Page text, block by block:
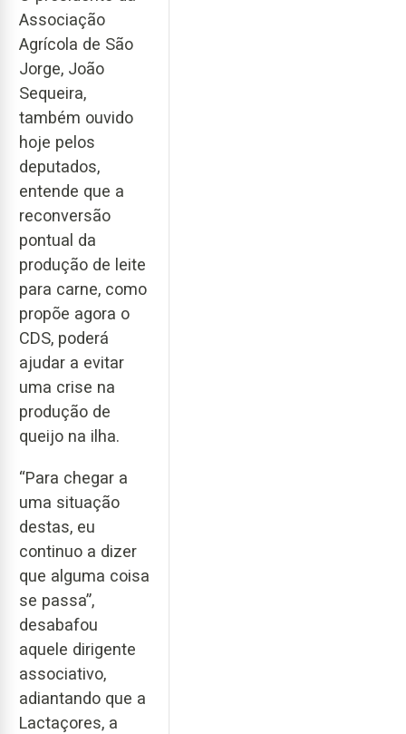
Associação
Agrícola de São
Jorge, João
Sequeira,
também ouvido
hoje pelos
deputados,
entende que a
reconversão
pontual da
produção de leite
para carne, como
propõe agora o
CDS, poderá
ajudar a evitar
uma crise na
produção de
queijo na ilha.
“Para chegar a
uma situação
destas, eu
continuo a dizer
que alguma coisa
se passa”,
desabafou
aquele dirigente
associativo,
adiantando que a
Lactaçores, a